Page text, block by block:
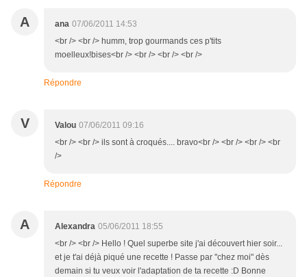
A ana 07/06/2011 14:53
<br /> <br /> humm, trop gourmands ces p'tits
moelleux!bises<br /> <br /> <br /> <br />
Répondre
V Valou 07/06/2011 09:16
<br /> <br /> ils sont à croqués.... bravo<br /> <br /> <br /> <br
/>
Répondre
A Alexandra 05/06/2011 18:55
<br /> <br /> Hello ! Quel superbe site j'ai découvert hier soir...
et je t'ai déjà piqué une recette ! Passe par "chez moi" dès
demain si tu veux voir l'adaptation de ta recette :D Bonne